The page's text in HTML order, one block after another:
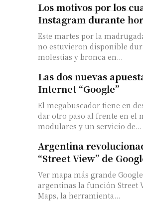
Los motivos por los
Instagram durante
Este martes por la
no estuvieron disponible
molestias y bronca en...
Las dos nuevas
Internet “Google”
El megabuscador tiene en
dar otro paso al frente en el
modulares y un servicio de...
Argentina
“Street View” de
Ver mapa más grande
argentinas la función Street
Maps, la herramienta...